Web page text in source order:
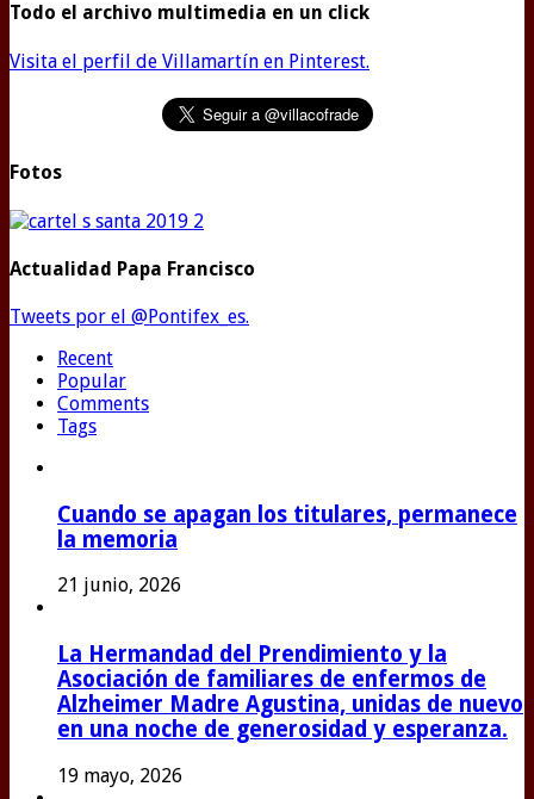
Todo el archivo multimedia en un click
Visita el perfil de Villamartín en Pinterest.
Fotos
Actualidad Papa Francisco
Tweets por el @Pontifex_es.
Recent
Popular
Comments
Tags
Cuando se apagan los titulares, permanece
la memoria
21 junio, 2026
La Hermandad del Prendimiento y la
Asociación de familiares de enfermos de
Alzheimer Madre Agustina, unidas de nuevo
en una noche de generosidad y esperanza.
19 mayo, 2026